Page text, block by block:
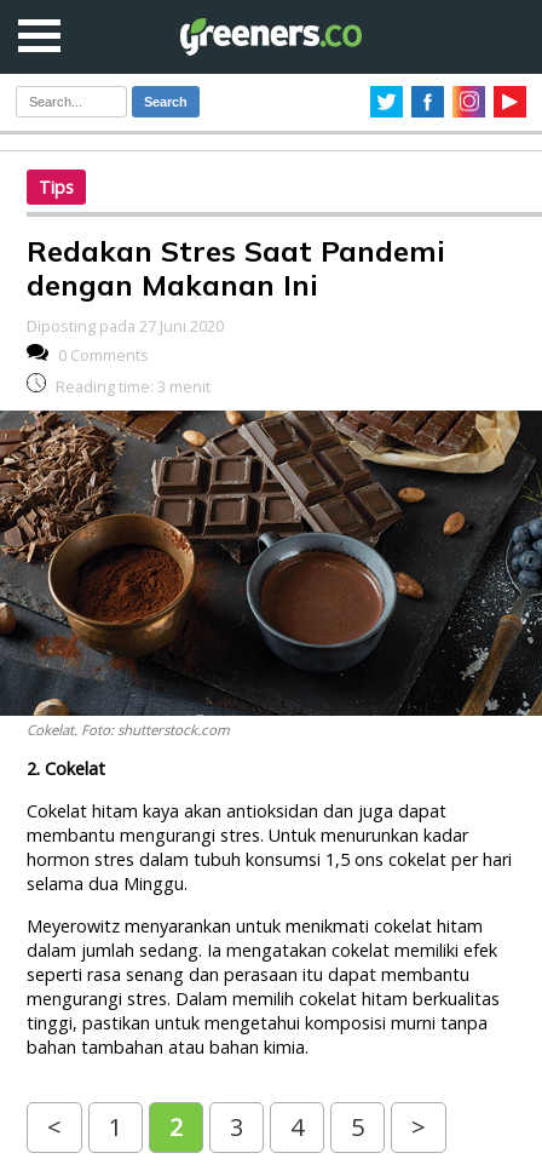
Search
Tips
Redakan Stres Saat Pandemi
dengan Makanan Ini
Diposting pada 27 Juni 2020
0 Comments
Reading time: 3 menit
Cokelat. Foto: shutterstock.com
2. Cokelat
Cokelat hitam kaya akan antioksidan dan juga dapat
membantu mengurangi stres. Untuk menurunkan kadar
hormon stres dalam tubuh konsumsi 1,5 ons cokelat per hari
selama dua Minggu.
Meyerowitz menyarankan untuk menikmati cokelat hitam
dalam jumlah sedang. Ia mengatakan cokelat memiliki efek
seperti rasa senang dan perasaan itu dapat membantu
mengurangi stres. Dalam memilih cokelat hitam berkualitas
tinggi, pastikan untuk mengetahui komposisi murni tanpa
bahan tambahan atau bahan kimia.
< 1 2 3 4 5 >